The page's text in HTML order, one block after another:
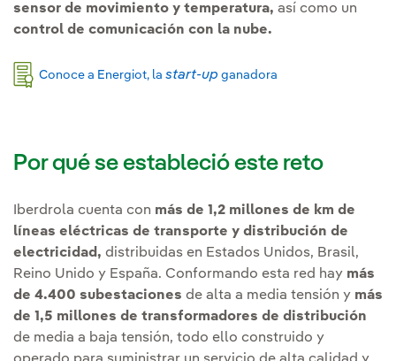
sensor de movimiento y temperatura, así como un
control de comunicación con la nube.
Conoce a Energiot, la start-up ganadora
Por qué se estableció este reto
Iberdrola cuenta con más de 1,2 millones de km de
líneas eléctricas de transporte y distribución de
electricidad, distribuidas en Estados Unidos, Brasil,
Reino Unido y España. Conformando esta red hay más
de 4.400 subestaciones de alta a media tensión y más
de 1,5 millones de transformadores de distribución
de media a baja tensión, todo ello construido y